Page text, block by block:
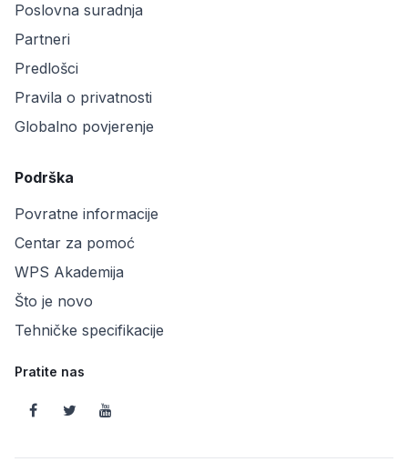
Poslovna suradnja
Partneri
Predlošci
Pravila o privatnosti
Globalno povjerenje
Podrška
Povratne informacije
Centar za pomoć
WPS Akademija
Što je novo
Tehničke specifikacije
Pratite nas